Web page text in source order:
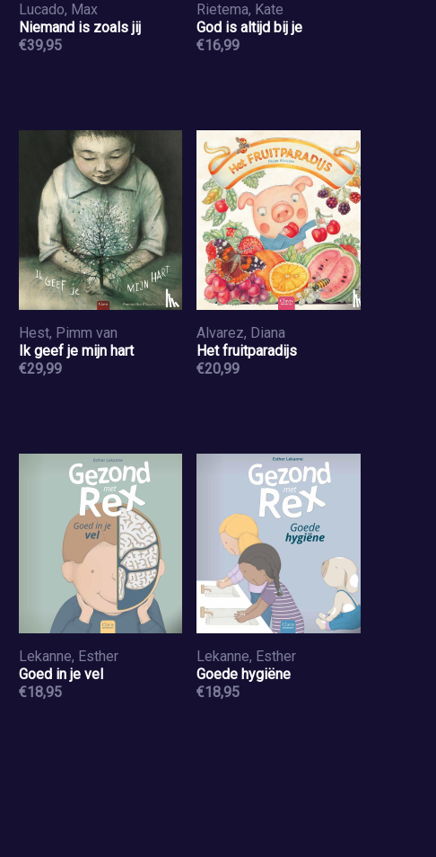
Lucado, Max
Niemand is zoals jij
€39,95
Rietema, Kate
God is altijd bij je
€16,99
Hest, Pimm van
Ik geef je mijn hart
€29,99
Alvarez, Diana
Het fruitparadijs
€20,99
Lekanne, Esther
Goed in je vel
€18,95
Lekanne, Esther
Goede hygiëne
€18,95